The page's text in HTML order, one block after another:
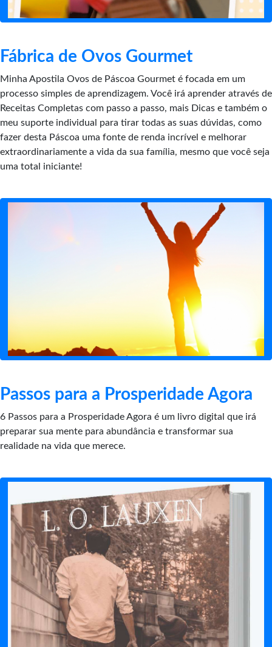
Fábrica de Ovos Gourmet
Minha Apostila Ovos de Páscoa Gourmet é focada em um
processo simples de aprendizagem. Você irá aprender através de
Receitas Completas com passo a passo, mais Dicas e também o
meu suporte individual para tirar todas as suas dúvidas, como
fazer desta Páscoa uma fonte de renda incrível e melhorar
extraordinariamente a vida da sua família, mesmo que você seja
uma total iniciante!
Passos para a Prosperidade Agora
6 Passos para a Prosperidade Agora é um livro digital que irá
preparar sua mente para abundância e transformar sua
realidade na vida que merece.